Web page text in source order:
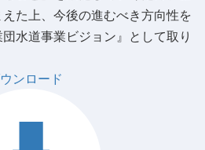
た上、今後の進むべき方向性を
水道事業ビジョン』として取り
ンロード